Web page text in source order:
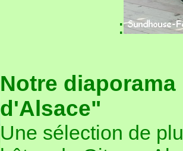
:
Notre
d'Alsace"
Une sélection de